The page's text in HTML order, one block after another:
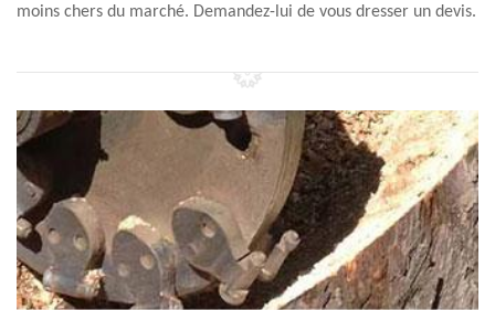
moins chers du marché. Demandez-lui de vous dresser un devis.